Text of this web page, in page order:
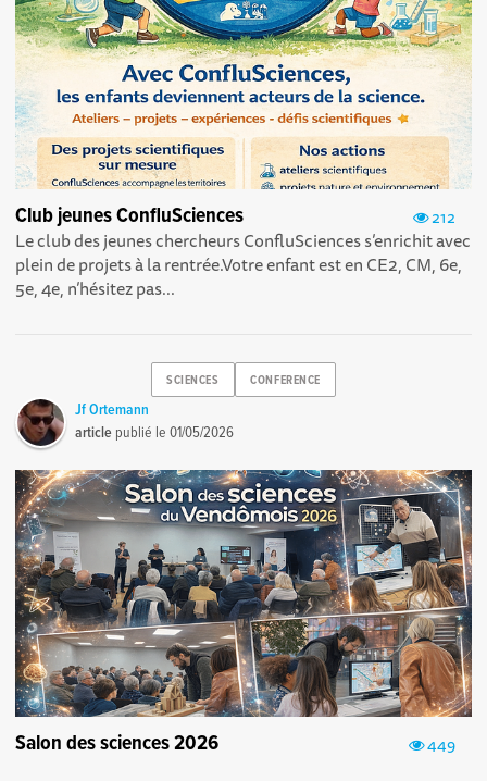
212
Club jeunes ConfluSciences
Le club des jeunes chercheurs ConfluSciences s’enrichit avec
plein de projets à la rentrée.Votre enfant est en CE2, CM, 6e,
5e, 4e, n’hésitez pas...
SCIENCES CONFERENCE
Jf Ortemann
article publié le01/05/2026
449
Salon des sciences 2026